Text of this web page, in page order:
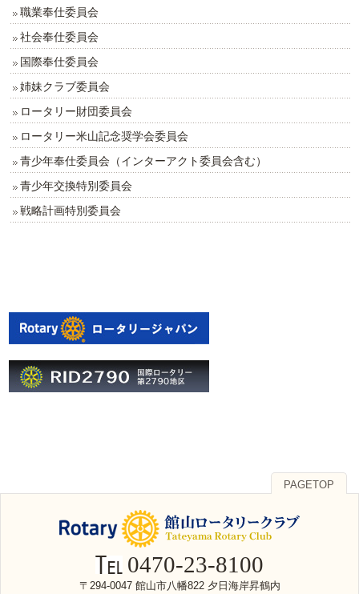
職業奉仕委員会
社会奉仕委員会
国際奉仕委員会
姉妹クラブ委員会
ロータリー財団委員会
ロータリー米山記念奨学会委員会
青少年奉仕委員会（インターアクト委員会含む）
青少年交換特別委員会
戦略計画特別委員会
PAGETOP
0470-23-8100
〒294-0047 館山市八幡822 夕日海岸昇鶴内